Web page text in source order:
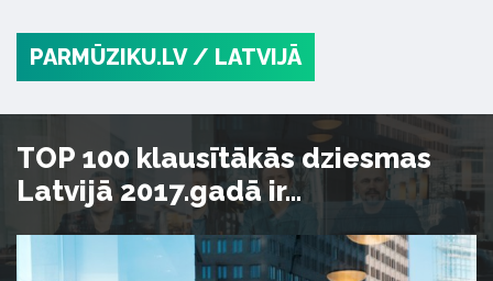
PARMŪZIKU.LV / LATVIJĀ
TOP 100 klausītākās dziesmas
Latvijā 2017.gadā ir...